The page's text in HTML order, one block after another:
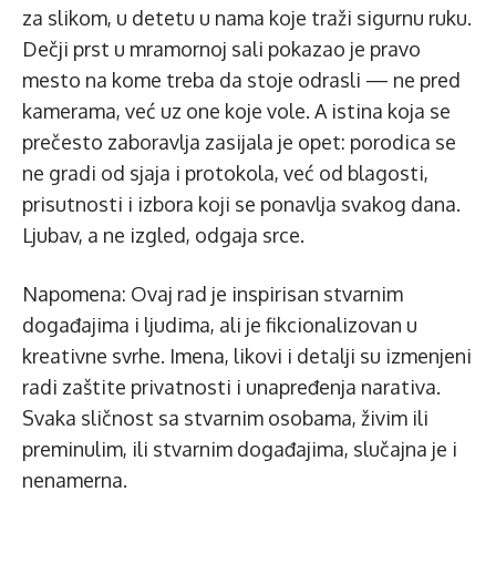
za slikom, u detetu u nama koje traži sigurnu ruku.
Dečji prst u mramornoj sali pokazao je pravo
mesto na kome treba da stoje odrasli — ne pred
kamerama, već uz one koje vole. A istina koja se
prečesto zaboravlja zasijala je opet: porodica se
ne gradi od sjaja i protokola, već od blagosti,
prisutnosti i izbora koji se ponavlja svakog dana.
Ljubav, a ne izgled, odgaja srce.
Napomena: Ovaj rad je inspirisan stvarnim
događajima i ljudima, ali je fikcionalizovan u
kreativne svrhe. Imena, likovi i detalji su izmenjeni
radi zaštite privatnosti i unapređenja narativa.
Svaka sličnost sa stvarnim osobama, živim ili
preminulim, ili stvarnim događajima, slučajna je i
nenamerna.